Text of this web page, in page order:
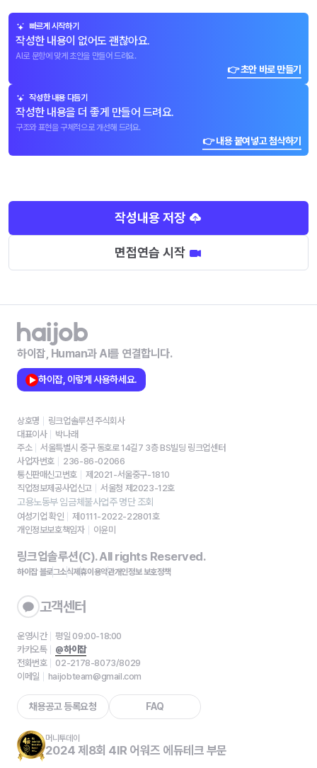
빠르게 시작하기
작성한 내용이 없어도 괜찮아요.
AI로 문항에 맞게 초안을 만들어 드려요.
👉 초안 바로 만들기
작성한 내용 다듬기
작성한 내용을 더 좋게 만들어 드려요.
구조와 표현을 구체적으로 개선해 드려요.
👉 내용 붙여넣고 첨삭하기
작성내용 저장
면접연습 시작
하이잡, Human과 AI를 연결합니다.
하이잡, 이렇게 사용하세요.
상호명
링크업솔루션 주식회사
대표이사
박나래
주소
서울특별시 중구 동호로 14길7 3층 BS빌딩 링크업센터
사업자번호
236-86-02066
통신판매신고번호
제2021-서울중구-1810
직업정보제공사업신고
서울청 제2023-12호
고용노동부 임금체불사업주 명단 조회
여성기업 확인
제0111-2022-22801호
개인정보보호책임자
이윤미
링크업솔루션(C). All rights Reserved.
하이잡 블로그소식제휴이용약관개인정보 보호정책
고객센터
운영시간
평일 09:00-18:00
카카오톡
@하이잡
전화번호
02-2178-8073/8029
이메일
haijobteam@gmail.com
채용공고 등록요청 FAQ
머니투데이
2024 제8회 4IR 어워즈 에듀테크 부문